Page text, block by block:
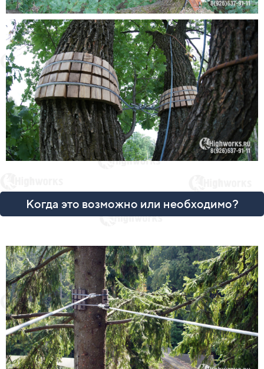
Когда это возможно или необходимо?